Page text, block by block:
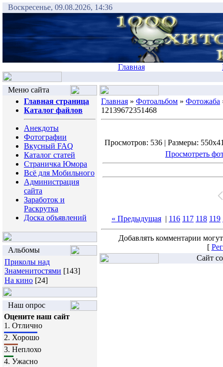
Воскресенье, 09.08.2026, 14:36
Главная
Меню сайта
Главная страница
Каталог файлов
Анекдоты
Фотографии
Вкусный FAQ
Каталог статей
Страничка Юмора
Всё для Мобильного
Администрация
сайта
Заработок и
Раскрутка
Доска объявлений
Альбомы
Приколы над
Знаменитостями [143]
На кино [24]
Наш опрос
Оцените наш сайт
1. Отлично
2. Хорошо
3. Неплохо
4. Ужасно
Главная » Фотоальбом » Фотожаба
12139672351468
Просмотров: 536 | Размеры:
Просмотреть
« Предыдущая | 116 117 118 119
Добавлять комментарии
[
Сайт